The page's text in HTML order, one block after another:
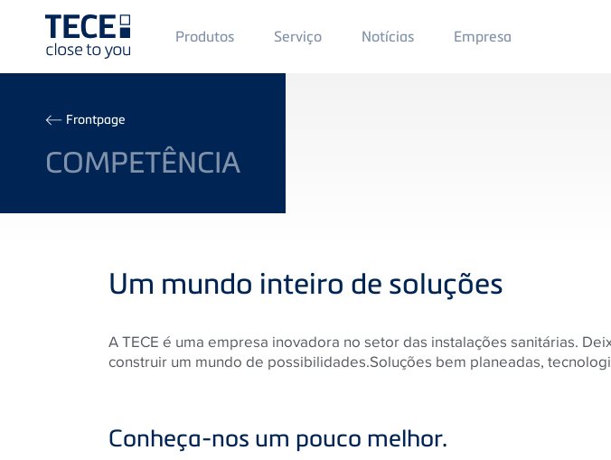
Main
Menü
1
Produtos Serviço Notícias Main
Menu
Empresa
Breadcrumb
Frontpage
COMPETÊNCIA
Um mundo inteiro de soluções
A TECE é uma empresa inovadora no setor das instalações sanitárias.
construir um mundo de possibilidades.Soluções bem planeadas,
Conheça-nos um pouco melhor.